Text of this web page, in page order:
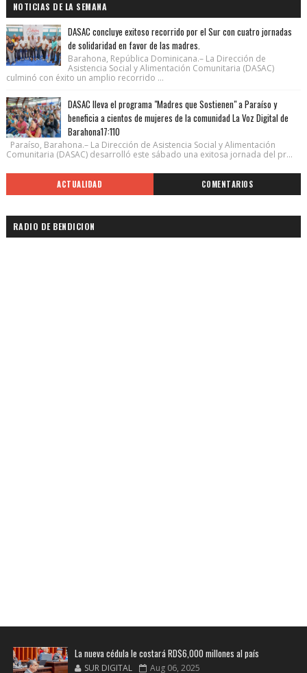
NOTICIAS DE LA SEMANA
DASAC concluye exitoso recorrido por el Sur con cuatro jornadas
de solidaridad en favor de las madres.
Barahona, República Dominicana.– La Dirección de
Asistencia Social y Alimentación Comunitaria (DASAC)
culminó con éxito un amplio recorrido ...
DASAC lleva el programa "Madres que Sostienen" a Paraíso y
beneficia a cientos de mujeres de la comunidad La Voz Digital de
Barahona17:110
Paraíso, Barahona.– La Dirección de Asistencia Social y Alimentación
Comunitaria (DASAC) desarrolló este sábado una exitosa jornada del pr...
ACTUALIDAD COMENTARIOS
RADIO DE BENDICION
La nueva cédula le costará RD$6,000 millones al país
SUR DIGITAL Aug 06, 2025